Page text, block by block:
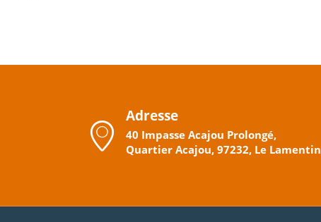
Adresse
40 Impasse Acajou Prolongé,
Quartier Acajou, 97232, Le Lamentin